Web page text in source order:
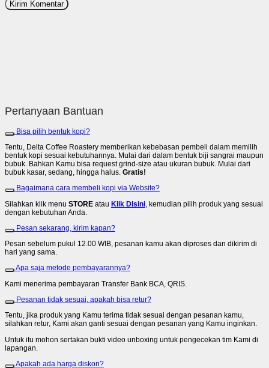
Pertanyaan Bantuan
Bisa pilih bentuk kopi?
Tentu, Delta Coffee Roastery memberikan kebebasan pembeli dalam memilih
bentuk kopi sesuai kebutuhannya. Mulai dari dalam bentuk biji sangrai maupun
bubuk. Bahkan Kamu bisa request grind-size atau ukuran bubuk. Mulai dari
bubuk kasar, sedang, hingga halus. Gratis!
Bagaimana cara membeli kopi via Website?
Silahkan klik menu STORE atau Klik DIsini , kemudian pilih produk yang sesuai
dengan kebutuhan Anda.
Pesan sekarang, kirim kapan?
Pesan sebelum pukul 12.00 WIB, pesanan kamu akan diproses dan dikirim di
hari yang sama.
Apa saja metode pembayarannya?
Kami menerima pembayaran Transfer Bank BCA, QRIS.
Pesanan tidak sesuai, apakah bisa retur?
Tentu, jika produk yang Kamu terima tidak sesuai dengan pesanan kamu,
silahkan retur, Kami akan ganti sesuai dengan pesanan yang Kamu inginkan.
Untuk itu mohon sertakan bukti video unboxing untuk pengecekan tim Kami di
lapangan.
Apakah ada harga diskon?